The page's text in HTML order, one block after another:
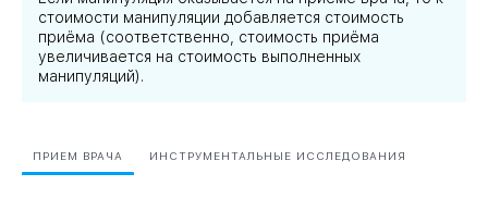
стоимости манипуляции добавляется стоимость
приёма (соответственно, стоимость приёма
увеличивается на стоимость выполненных
манипуляций).
ПРИЕМ ВРАЧА ИНСТРУМЕНТАЛЬНЫЕ ИССЛЕДОВАНИЯ